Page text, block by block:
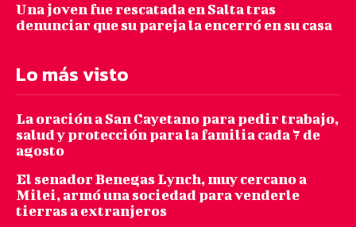
Una joven fue rescatada en Salta tras
denunciar que su pareja la encerró en su casa
Lo más visto
La oración a San Cayetano para pedir trabajo,
salud y protección para la familia cada 7 de
agosto
El senador Benegas Lynch, muy cercano a
Milei, armó una sociedad para venderle
tierras a extranjeros